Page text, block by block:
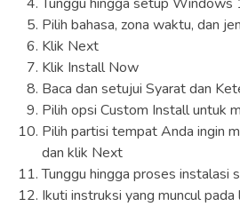
Pilih bahasa, zona waktu, dan
Klik Next
Klik Install Now
Baca dan setujui Syarat dan
Pilih opsi Custom Install untuk
Pilih partisi tempat Anda ingin
dan klik Next
Tunggu hingga proses instalasi
Ikuti instruksi yang muncul pada